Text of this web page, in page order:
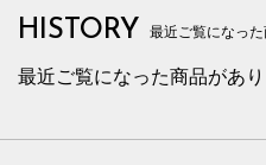
HISTORY 最近ご覧になっ
最近ご覧になった商品があり